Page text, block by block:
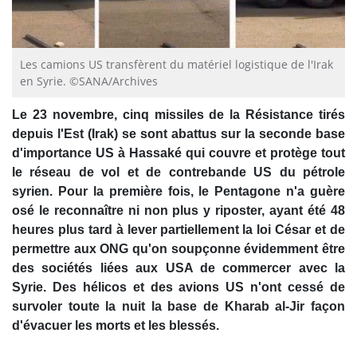
Les camions US transfèrent du matériel logistique de l'Irak
en Syrie. ©SANA/Archives
Le 23 novembre, cinq missiles de la Résistance tirés
depuis l'Est (Irak) se sont abattus sur la seconde base
d'importance US à Hassaké qui couvre et protège tout
le réseau de vol et de contrebande US du pétrole
syrien. Pour la première fois, le Pentagone n'a guère
osé le reconnaître ni non plus y riposter, ayant été 48
heures plus tard à lever partiellement la loi César et de
permettre aux ONG qu'on soupçonne évidemment être
des sociétés liées aux USA de commercer avec la
Syrie. Des hélicos et des avions US n'ont cessé de
survoler toute la nuit la base de Kharab al-Jir façon
d'évacuer les morts et les blessés.